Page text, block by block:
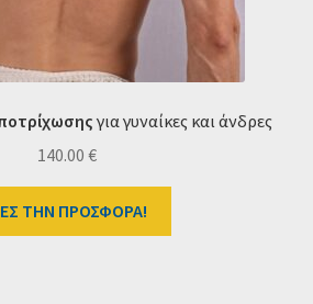
για γυναίκες και άνδρες
140.00 €
ΤΗΝ ΠΡΟΣΦΟΡΑ!